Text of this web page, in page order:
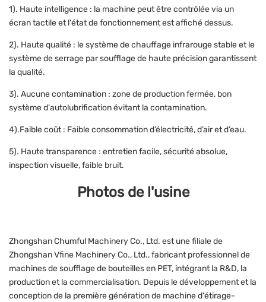
1). Haute intelligence : la machine peut être contrôlée via un
écran tactile et l'état de fonctionnement est affiché dessus.
2). Haute qualité : le système de chauffage infrarouge stable et le
système de serrage par soufflage de haute précision garantissent
la qualité.
3). Aucune contamination : zone de production fermée, bon
système d'autolubrification évitant la contamination.
4).Faible coût : Faible consommation d’électricité, d’air et d’eau.
5). Haute transparence : entretien facile, sécurité absolue,
inspection visuelle, faible bruit.
Photos de l'usine
Zhongshan Chumful Machinery Co., Ltd. est une filiale de
Zhongshan Vfine Machinery Co., Ltd., fabricant professionnel de
machines de soufflage de bouteilles en PET, intégrant la R&D, la
production et la commercialisation. Depuis le développement et la
conception de la première génération de machine d'étirage-